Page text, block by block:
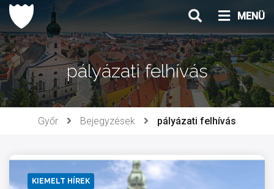
Ugrás
tartalomhoz
MENÜ
pályázati felhívás
Győr Bejegyzések pályázati felhívás
KIEMELT HÍREK